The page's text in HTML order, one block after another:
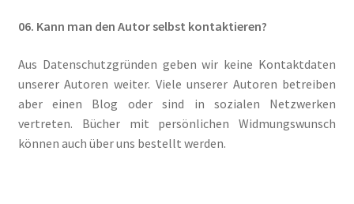
FAQ
Flucht in ein sicheres Leben
06. Kann man den Autorselbst kontaktieren?
Aus Datenschutzgründen geben wir keine Kontaktdaten
unserer Autoren weiter. Viele unserer Autoren betreiben
aber einen Blog oder sind in sozialen Netzwerken
vertreten. Bücher mit persönlichen Widmungswunsch
können auch über uns bestellt werden.